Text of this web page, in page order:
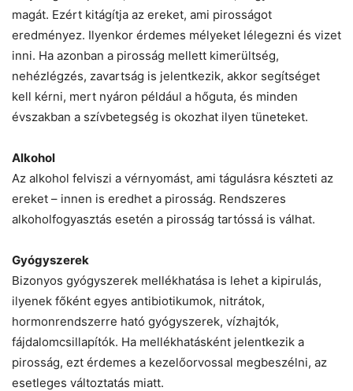
magát. Ezért kitágítja az ereket, ami pirosságot
eredményez. Ilyenkor érdemes mélyeket lélegezni és vizet
inni. Ha azonban a pirosság mellett kimerültség,
nehézlégzés, zavartság is jelentkezik, akkor segítséget
kell kérni, mert nyáron például a hőguta, és minden
évszakban a szívbetegség is okozhat ilyen tüneteket.
Alkohol
Az alkohol felviszi a vérnyomást, ami tágulásra készteti az
ereket – innen is eredhet a pirosság. Rendszeres
alkoholfogyasztás esetén a pirosság tartóssá is válhat.
Gyógyszerek
Bizonyos gyógyszerek mellékhatása is lehet a kipirulás,
ilyenek főként egyes antibiotikumok, nitrátok,
hormonrendszerre ható gyógyszerek, vízhajtók,
fájdalomcsillapítók. Ha mellékhatásként jelentkezik a
pirosság, ezt érdemes a kezelőorvossal megbeszélni, az
esetleges változtatás miatt.